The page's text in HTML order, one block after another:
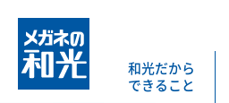
和光だから
できること